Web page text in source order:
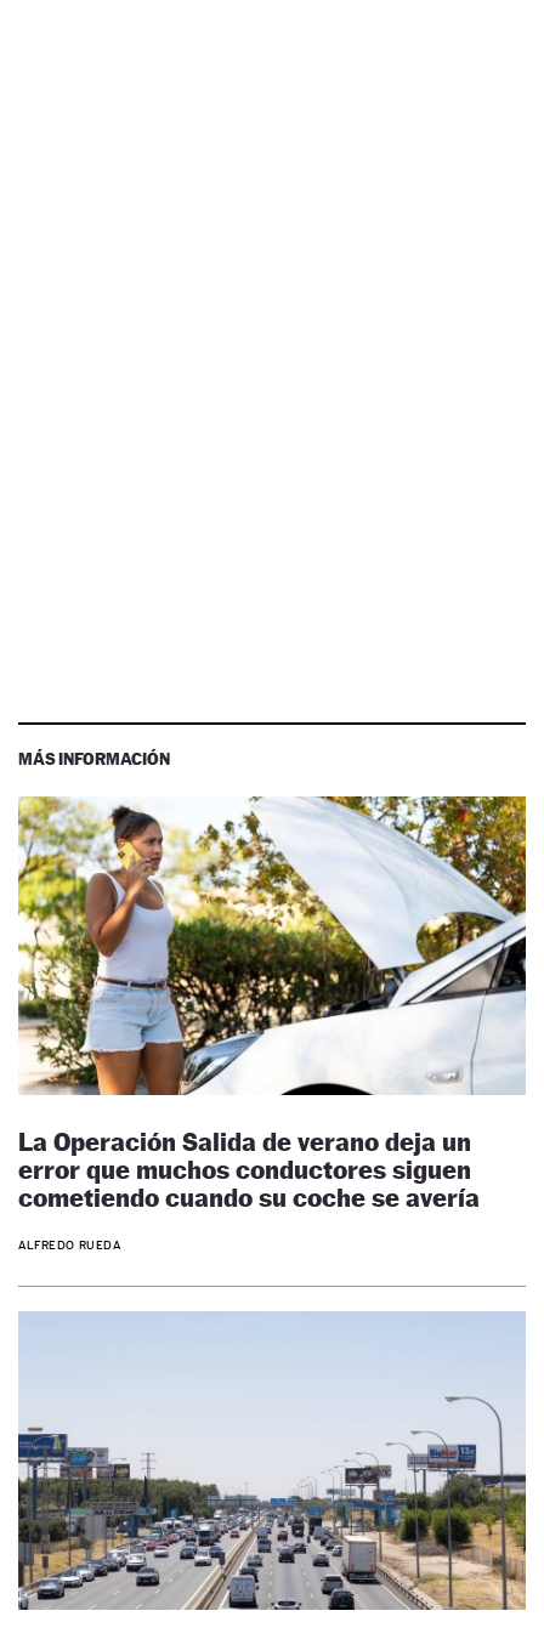
MÁS INFORMACIÓN
La Operación Salida de verano deja un
error que muchos conductores siguen
cometiendo cuando su coche se avería
ALFREDO RUEDA